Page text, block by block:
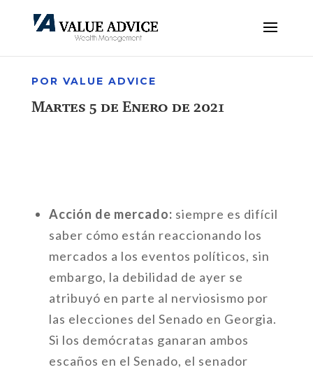
POR VALUE ADVICE
Martes 5 de Enero de 2021
Acción de mercado: siempre es difícil
saber cómo están reaccionando los
mercados a los eventos políticos, sin
embargo, la debilidad de ayer se
atribuyó en parte al nerviosismo por
las elecciones del Senado en Georgia.
Si los demócratas ganaran ambos
escaños en el Senado, el senador